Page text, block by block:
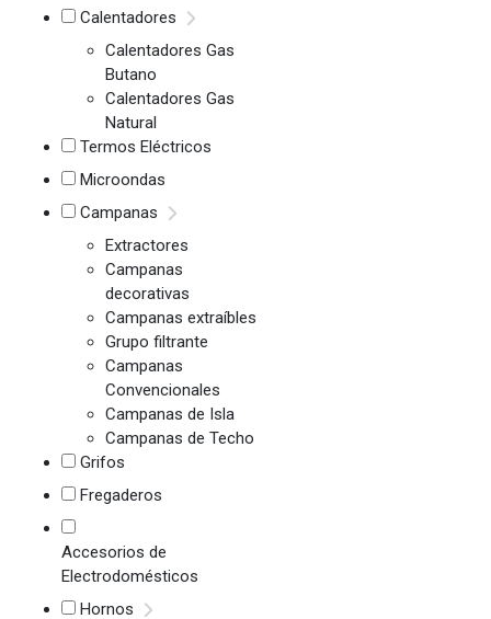
Calentadores
Calentadores Gas
Butano
Calentadores Gas
Natural
Termos Eléctricos
Microondas
Campanas
Extractores
Campanas
decorativas
Campanas extraíbles
Grupo filtrante
Campanas
Convencionales
Campanas de Isla
Campanas de Techo
Grifos
Fregaderos
Accesorios de
Electrodomésticos
Hornos